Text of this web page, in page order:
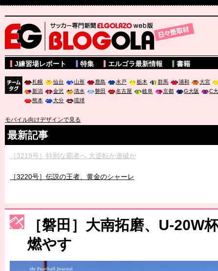
サッカー専門新聞ELGOLAZO web版 BLOGOLA
J練習場レポート 特集 エルゴラ最新情報 書籍
札幌 仙台 山形 鹿島 水戸 栃木 群馬 浦和
大宮
新潟
金沢 清水 磐田 名古屋 岐阜 京都 G大阪
C
熊本
大分 琉球
モバイル向けデザインで見る
最新記事
［3219号］特別な覇者へ 大逆転か連破か
［3220号］伝説の王者、黄金のシャーレ
［3230号］世界一への夢は終わらない
［3223号］一丸。日本出陣
［3222号］史上最大のW杯開幕 注目は「個」
長谷川 アーリアジャスールさんがシンポジウム「気候変動から命
［磐田］大南拓磨、U-20W
燃やす